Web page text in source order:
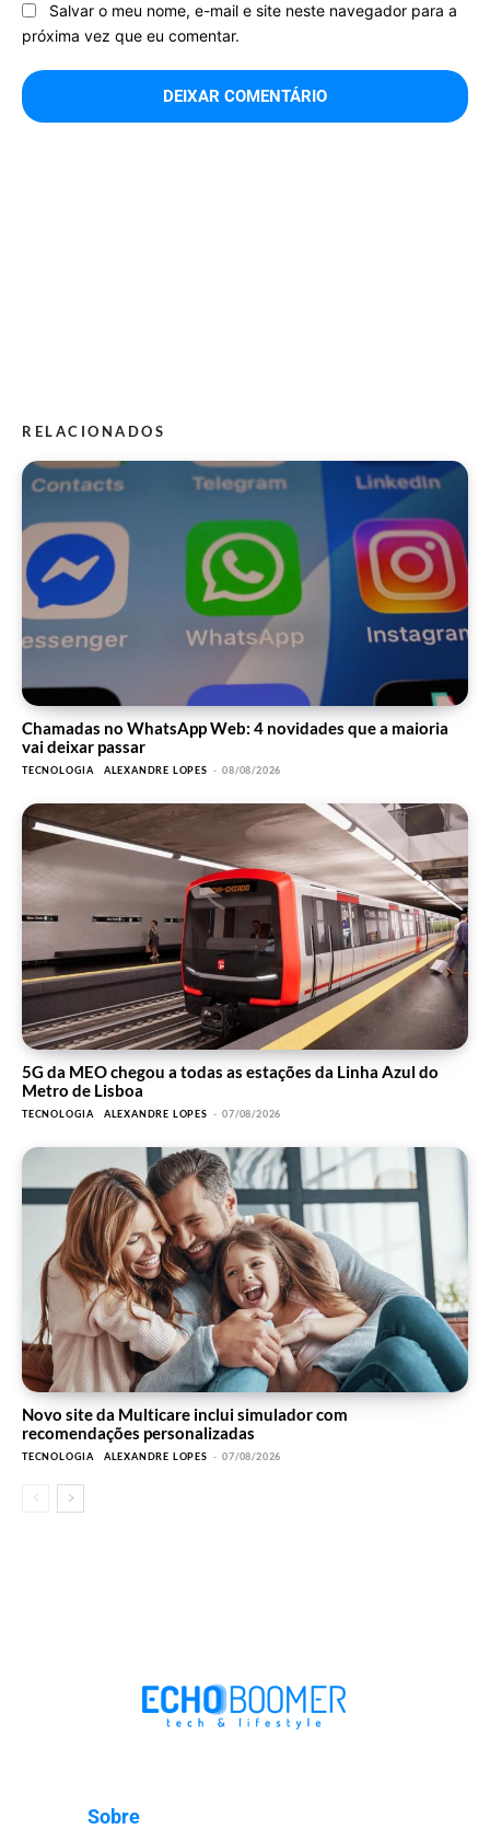
Salvar o meu nome, e-mail e site neste navegador para a
próxima vez que eu comentar.
RELACIONADOS
Chamadas no WhatsApp Web: 4 novidades que a maioria
vai deixar passar
TECNOLOGIA ALEXANDRE LOPES - 08/08/2026
5G da MEO chegou a todas as estações da Linha Azul do
Metro de Lisboa
TECNOLOGIA ALEXANDRE LOPES - 07/08/2026
Novo site da Multicare inclui simulador com
recomendações personalizadas
TECNOLOGIA ALEXANDRE LOPES - 07/08/2026
Sobre